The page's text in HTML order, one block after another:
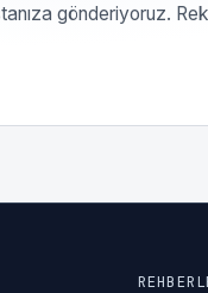
gönderiyoruz.